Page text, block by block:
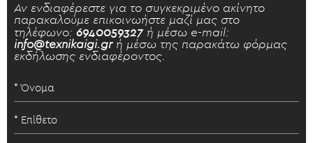
Αν ενδιαφέρεστε για το συγκεκριμένο ακίνητο
παρακαλούμε επικοινωήστε μαζί μας στο
τηλέφωνο: 6940059327 ή μέσω e-mail:
info@texnikaigi.grή μέσω της παρακάτω φόρμας
εκδήλωσης ενδιαφέροντος.